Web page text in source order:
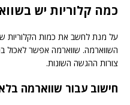
כמה קלוריות יש
על מנת לחשב את כמות הקלוריות
צורות ההגשה השונות.
חישוב עבור שווארמה